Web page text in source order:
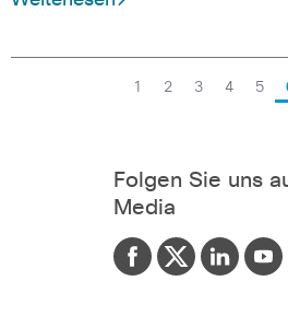
1 2 3 4 5
Folgen Sie uns
Media